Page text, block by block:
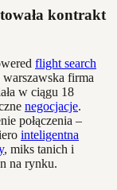
kontrakt
flight search
firma
w ciągu 18
negocjacje.
połączenia –
inteligentna
, miks tanich i
na rynku.